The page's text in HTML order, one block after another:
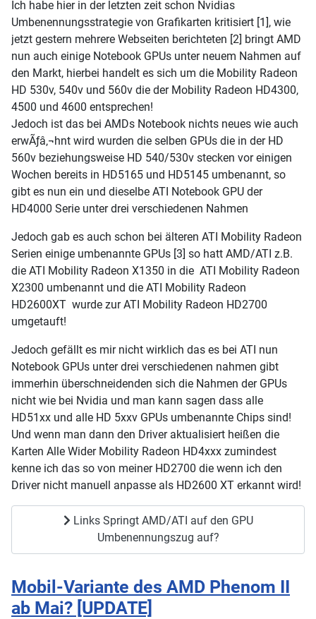
Ich habe hier in der letzten zeit schon Nvidias
Umbenennungsstrategie von Grafikarten kritisiert [1], wie
jetzt gestern mehrere Webseiten berichteten [2] bringt AMD
nun auch einige Notebook GPUs unter neuem Nahmen auf
den Markt, hierbei handelt es sich um die Mobility Radeon
HD 530v, 540v und 560v die der Mobility Radeon HD4300,
4500 und 4600 entsprechen!
Jedoch ist das bei AMDs Notebook nichts neues wie auch
erwÃƒâ‚¬hnt wird wurden die selben GPUs die in der HD
560v beziehungsweise HD 540/530v stecken vor einigen
Wochen bereits in HD5165 und HD5145 umbenannt, so
gibt es nun ein und dieselbe ATI Notebook GPU der
HD4000 Serie unter drei verschiedenen Nahmen
Jedoch gab es auch schon bei älteren ATI Mobility Radeon
Serien einige umbenannte GPUs [3] so hatt AMD/ATI z.B.
die ATI Mobility Radeon X1350 in die ATI Mobility Radeon
X2300 umbenannt und die ATI Mobility Radeon
HD2600XT wurde zur ATI Mobility Radeon HD2700
umgetauft!
Jedoch gefällt es mir nicht wirklich das es bei ATI nun
Notebook GPUs unter drei verschiedenen nahmen gibt
immerhin überschneidenden sich die Nahmen der GPUs
nicht wie bei Nvidia und man kann sagen dass alle
HD51xx und alle HD 5xxv GPUs umbenannte Chips sind!
Und wenn man dann den Driver aktualisiert heißen die
Karten Alle Wider Mobility Radeon HD4xxx zumindest
kenne ich das so von meiner HD2700 die wenn ich den
Driver nicht manuell anpasse als HD2600 XT erkannt wird!
Links Springt AMD/ATI auf den GPU
Umbenennungszug auf?
Mobil-Variante des AMD Phenom II
ab Mai? [UPDATE]